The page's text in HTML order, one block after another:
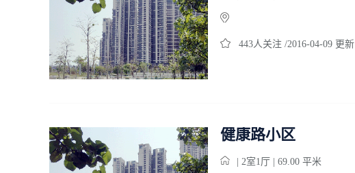
443人关注 /2016-04-09 更新
健康路小区
| 2室1厅 | 69.00 平米